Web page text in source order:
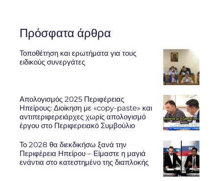
Πρόσφατα άρθρα
Τοποθέτηση και ερωτήματα για τους
ειδικούς συνεργάτες
Απολογισμός 2025 Περιφέρειας
Ηπείρους: Διοίκηση με «copy-paste» και
αντιπεριφερειάρχες χωρίς απολογισμό
έργου στο Περιφερειακό Συμβούλιο
Το 2028 θα διεκδικήσω ξανά την
Περιφέρεια Ηπείρου – Είμαστε η μαγιά
ενάντια στο κατεστημένο της διαπλοκής